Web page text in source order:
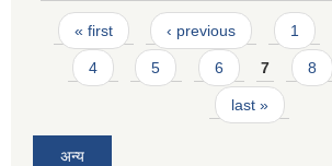
Pages
« first ‹ previous 1
4 5 6 7 8
last »
अन्य